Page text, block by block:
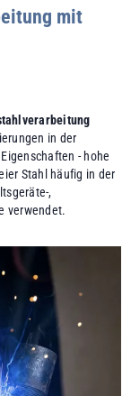
mit
in der
- hohe
Stahl häufig in der
,
verwendet.